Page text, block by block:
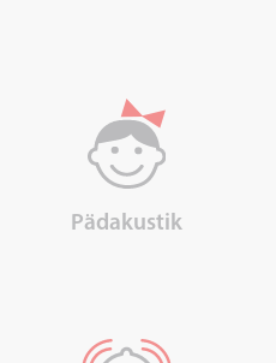
Pädakustik